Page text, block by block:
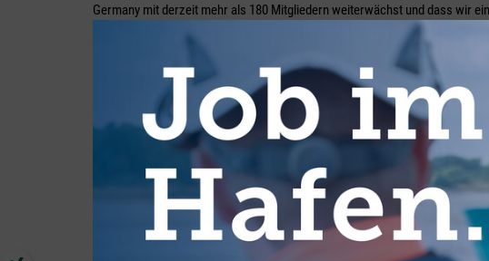
Germany mit derzeit mehr als 180 Mitgliedern weiterwächst und dass wir
International sein dürfen. Weltweit haben wir im Jahr 2022 die Marke von
Seit der Gründung der WISTA habe sich die Schifffahrt unter anderem
Technologien sowie die Einführung strenger Umweltauflagen und
zugleich mit ihr. Dabei spielt die Organisation eine bedeutende Rolle, wenn
Chancengleichheit und die beruflichen Möglichkeiten für Frauen in der